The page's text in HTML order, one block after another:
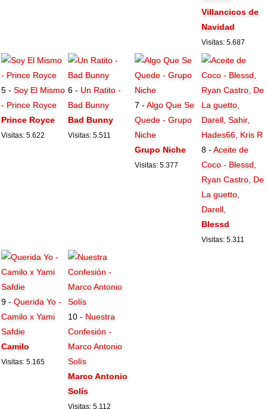
Villancicos de
Navidad
Visitas: 5.687
5 -Soy El Mismo
- Prince Royce
Prince Royce
Visitas: 5.622
6 - Un Ratito -
Bad Bunny
Bad Bunny
Visitas: 5.511
7 -Algo Que Se
Quede - Grupo
Niche
Grupo Niche
Visitas: 5.377
8 -Aceite de
Coco - Blessd,
Ryan Castro, De
La guetto,
Darell,
Blessd
Visitas: 5.311
9 -Querida Yo -
Camilo x Yami
Safdie
Camilo
Visitas: 5.165
10 - Nuestra
Confesión -
Marco Antonio
Solís
Marco Antonio
Solís
Visitas: 5.112